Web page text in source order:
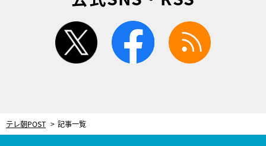
twitter facebook
テレ朝POST 記事一覧